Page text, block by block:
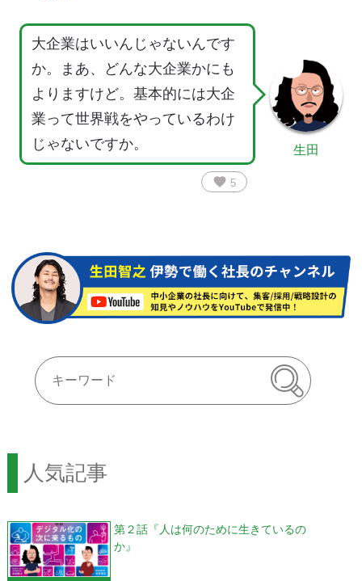
大企業はいいんじゃないんです
か。まあ、どんな大企業かにも
よりますけど。基本的には大企
業って世界戦をやっているわけ
じゃないですか。
favorite 5
生田
人気記事
第２話『人は何のために生きているの
か』